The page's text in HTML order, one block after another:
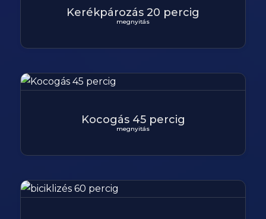
Kerékpározás 20 percig
megnyitás
Kocogás 45 percig
megnyitás